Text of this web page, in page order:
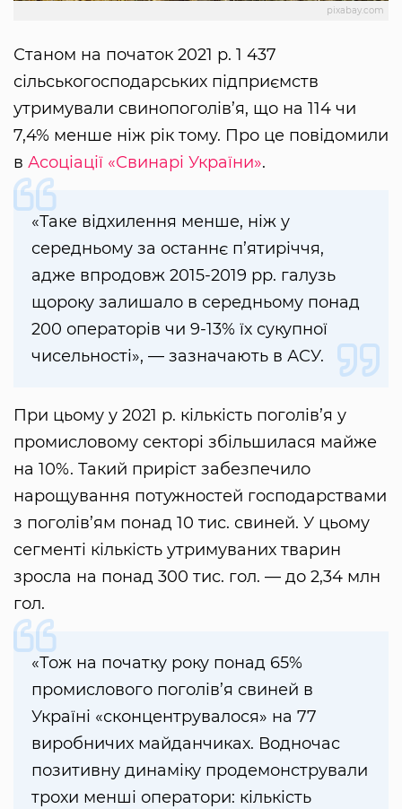
pixabay.com
Станом на початок 2021 р. 1 437
сільськогосподарських підприємств
утримували свинопоголів’я, що на 114 чи
7,4% менше ніж рік тому. Про це повідомили
в Асоціації «Свинарі України».
«Таке відхилення менше, ніж у
середньому за останнє п’ятиріччя,
адже впродовж 2015-2019 рр. галузь
щороку залишало в середньому понад
200 операторів чи 9-13% їх сукупної
чисельності», — зазначають в АСУ.
При цьому у 2021 р. кількість поголів’я у
промисловому секторі збільшилася майже
на 10%. Такий приріст забезпечило
нарощування потужностей господарствами
з поголів’ям понад 10 тис. свиней. У цьому
сегменті кількість утримуваних тварин
зросла на понад 300 тис. гол. — до 2,34 млн
гол.
«Тож на початку року понад 65%
промислового поголів’я свиней в
Україні «сконцентрувалося» на 77
виробничих майданчиках. Водночас
позитивну динаміку продемонстрували
трохи менші оператори: кількість